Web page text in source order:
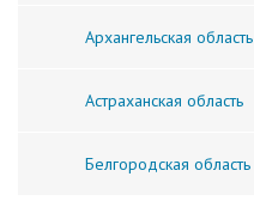
Архангельская область
Астраханская область
Белгородская область